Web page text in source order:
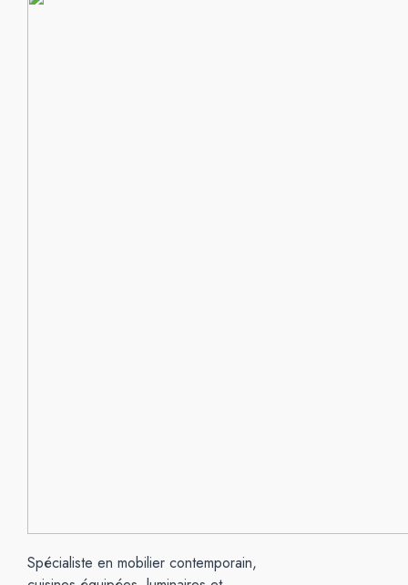
Spécialiste en mobilier contemporain,